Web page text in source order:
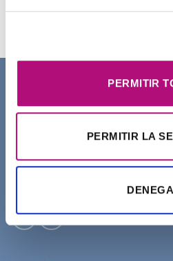
PERMITIR
PERMITIR LA
SOBRE NOSOTROS